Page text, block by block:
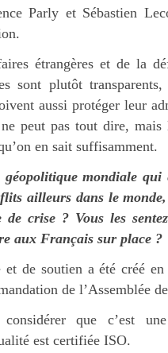
Parly et Sébastien
étrangères et de la
sont plutôt
aussi protéger leur
peut pas tout dire, mais
en sait suffisamment.
mondiale qui
ailleurs dans le
crise ? Vous les
aux Français sur place ?
de soutien a été créé
de l’Assemblée
que c’est
est certifiée ISO.